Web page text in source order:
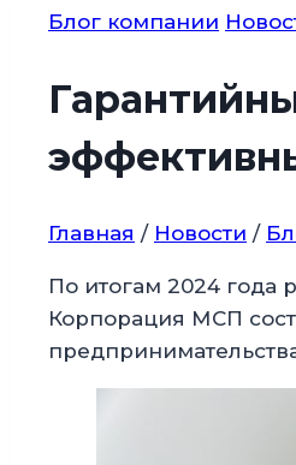
Блог компании
Главная / Новости /
По итогам 2024 года
Корпорация МСП